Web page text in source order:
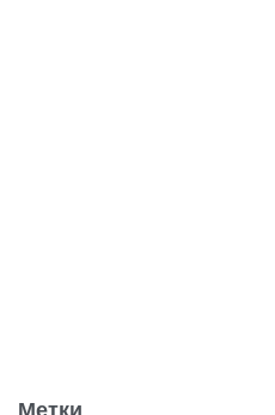
Метки